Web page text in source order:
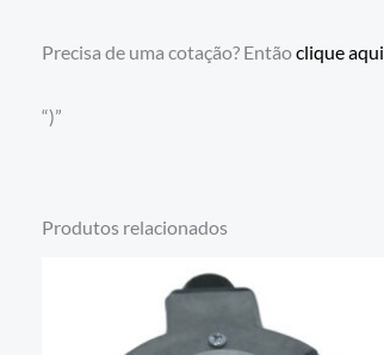
Precisa de uma cotação? Entãoclique aqui
“)”
Produtos relacionados